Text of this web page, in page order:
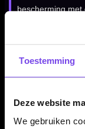
Toestemming
Deze website
We gebruiken
bescherming met
Darts en
Dit product
worden niet
apart worden